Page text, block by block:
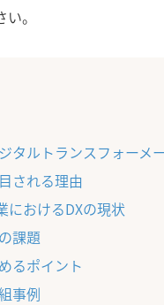
。
タルトランスフォーメ
される理由
におけるDXの現状
課題
るポイント
事例